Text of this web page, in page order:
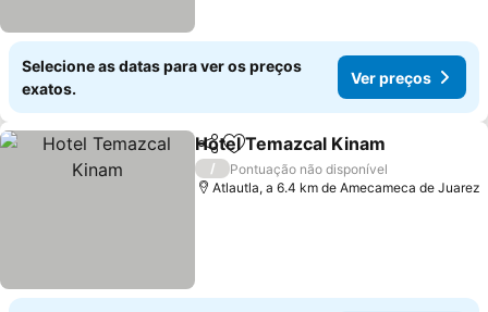
Selecione as datas para ver os preços
exatos.
Ver preços
PartilharAdicionar aos favoritos
Hotel Temazcal Kinam
/
Pontuação não disponível
Atlautla, a 6.4 km de Amecameca de Juarez